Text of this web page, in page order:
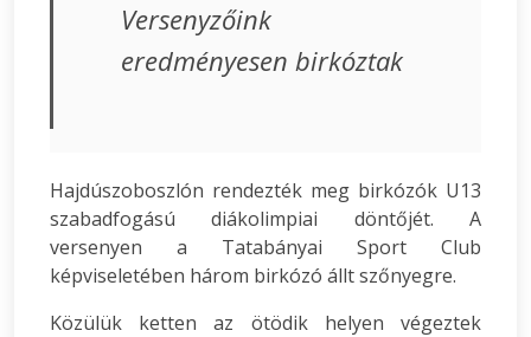
Versenyzőink
eredményesen birkóztak
Hajdúszoboszlón rendezték meg birkózók U13
szabadfogású diákolimpiai döntőjét. A
versenyen a Tatabányai Sport Club
képviseletében három birkózó állt szőnyegre.
Közülük ketten az ötödik helyen végeztek